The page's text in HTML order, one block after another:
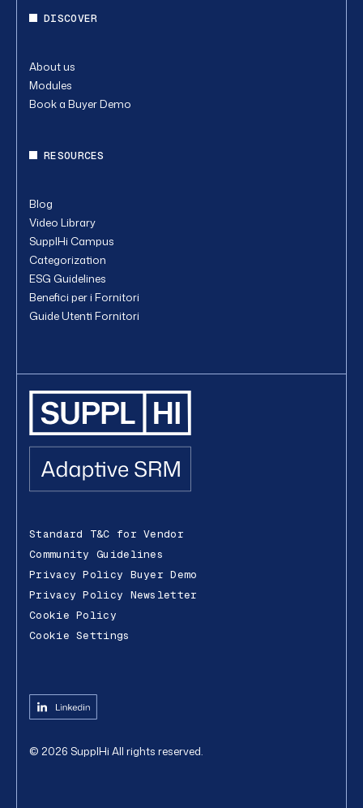
Standard T&C for Vendor
Community Guidelines
Privacy Policy Buyer Demo
Privacy Policy Newsletter
Cookie Policy
Cookie Settings
© 2026 SupplHi All rights reserved.
DISCOVER
About us
Modules
Book a Buyer Demo
RESOURCES
Blog
Video Library
SupplHi Campus
Categorization
ESG Guidelines
Benefici per i Fornitori
Guide Utenti Fornitori